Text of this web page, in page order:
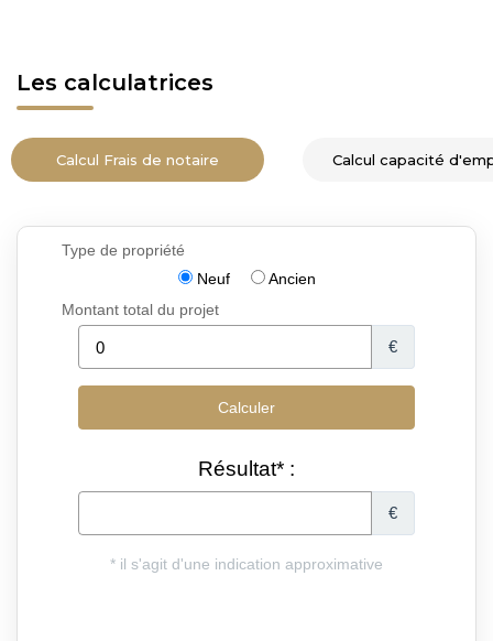
Les calculatrices
Calcul Frais de notaire Calcul capacité